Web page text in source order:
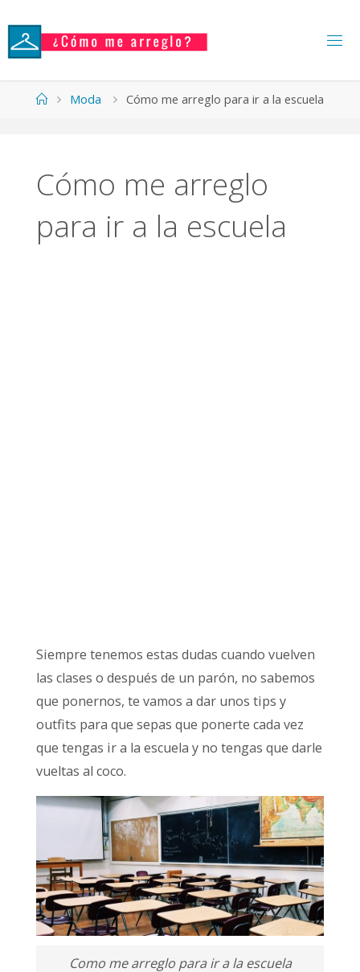
Moda Cómo me arreglo para ir a la escuela
Cómo me arreglo
para ir a la escuela
Siempre tenemos estas dudas cuando vuelven
las clases o después de un parón, no sabemos
que ponernos, te vamos a dar unos tips y
outfits para que sepas que ponerte cada vez
que tengas ir a la escuela y no tengas que darle
vueltas al coco.
Como me arreglo para ir a la escuela